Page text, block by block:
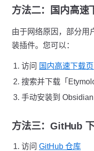
方法二：国内高速
由于网络原因，部分用
装插件。您可以：
访问 国内高速下载
搜索并下载「
手动安装到
方法三：GitHub
访问 GitHub 仓库